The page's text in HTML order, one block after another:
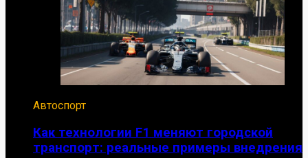
Автоспорт
Как технологии F1 меняют городской
транспорт: реальные примеры внедрения